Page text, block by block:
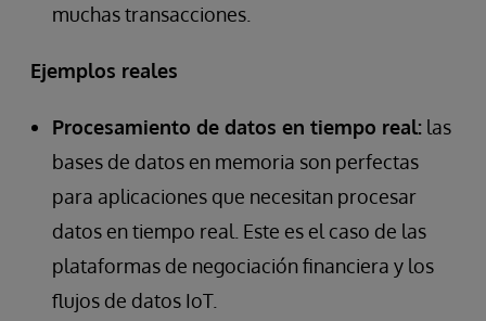
muchas transacciones.
Ejemplos reales
Procesamiento de datos en tiempo real: las
bases de datos en memoria son perfectas
para aplicaciones que necesitan procesar
datos en tiempo real. Este es el caso de las
plataformas de negociación financiera y los
flujos de datos IoT.